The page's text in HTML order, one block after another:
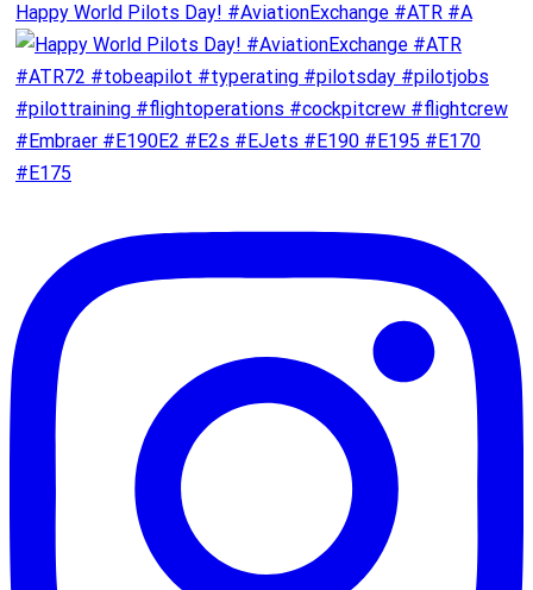
Happy World Pilots Day! #AviationExchange #ATR #A